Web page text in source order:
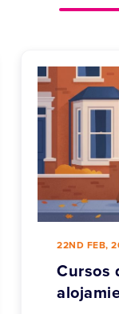
22ND FEB,
Cursos